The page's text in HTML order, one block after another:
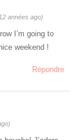
années ago)
I’m going to
weekend !
Répondre